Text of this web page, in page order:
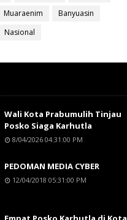
Muaraenim
Banyuasin
Nasional
Wali Kota Prabumulih Tinjau
Posko Siaga Karhutla
8/04/2026 04:31:00 PM
PEDOMAN MEDIA CYBER
12/04/2018 05:31:00 PM